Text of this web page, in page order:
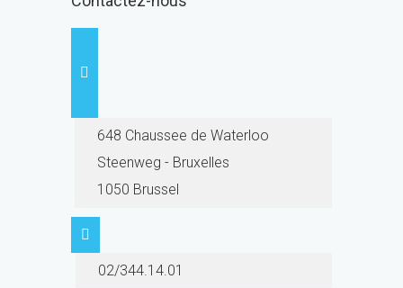
648 Chaussee de Waterloo
Steenweg - Bruxelles
1050 Brussel
02/344.14.01